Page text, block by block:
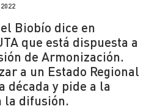
Biobío dice en
que está dispuesta a
de Armonización.
a un Estado Regional
década y pide a la
la difusión.